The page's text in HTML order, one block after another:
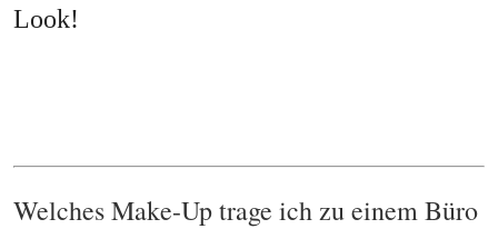
Look!
Welches Make-Up trage ich zu einem Büro